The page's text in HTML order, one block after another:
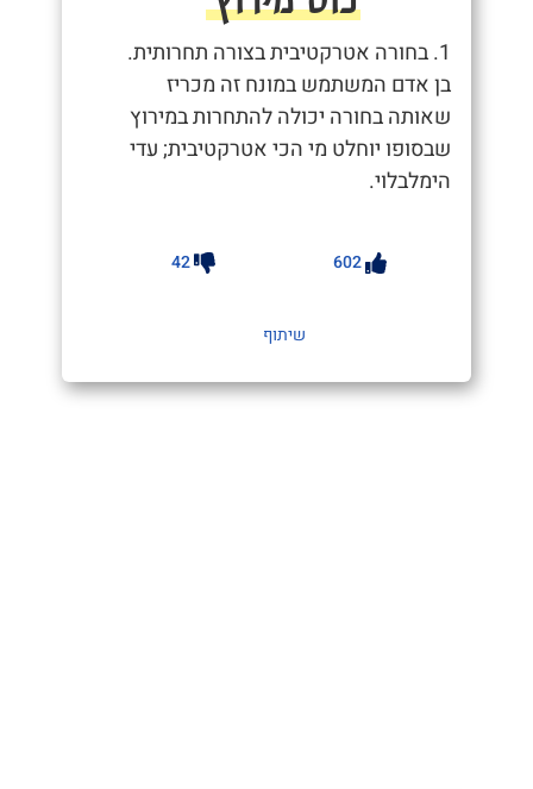
1. בחורה אטרקטיבית בצורה תחרותית.
בן אדם המשתמש במונח זה מכריז
שאותה בחורה יכולה להתחרות במירוץ
שבסופו יוחלט מי הכי אטרקטיבית; עדי
הימלבלוי.
602
42
שיתוף